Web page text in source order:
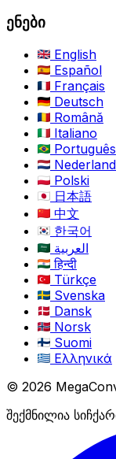
ენები
English
Español
Français
Deutsch
Română
Italiano
Português
Polski
日本語
中文
한국어
العربية
हिन्दी
Türkçe
Svenska
Dansk
Norsk
Suomi
Ελληνικά
© 2026
შექმნილია